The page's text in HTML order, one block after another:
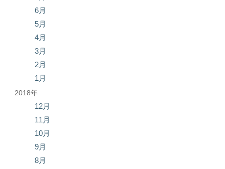
6月
5月
4月
3月
2月
1月
2018年
12月
11月
10月
9月
8月